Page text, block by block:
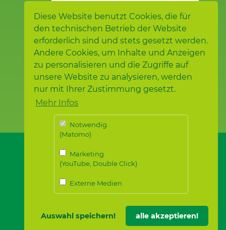
Diese Website benutzt Cookies, die für
den technischen Betrieb der Website
erforderlich sind und stets gesetzt werden.
Andere Cookies, um Inhalte und Anzeigen
zu personalisieren und die Zugriffe auf
unsere Website zu analysieren, werden
nur mit Ihrer Zustimmung gesetzt.
Mehr Infos
Notwendig
(Matomo)
Marketing
(YouTube, Double Click)
Externe Medien
Auswahl speichern! alle akzeptieren!
Wie es für Rosa Obermaier
und Klaus Wider nach dem
Umzug ins Samariterstift
am Rathaus in Leonberg…
weiterlesen